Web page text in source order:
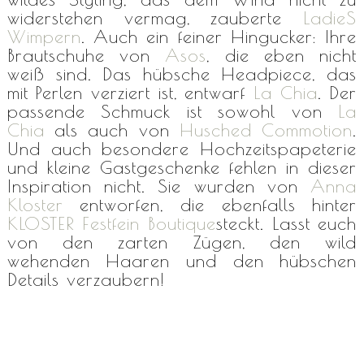
widerstehen vermag, zauberte LadieS
Wimpern. Auch ein feiner Hingucker: Ihre
Brautschuhe von Asos, die eben nicht
weiß sind. Das hübsche Headpiece, das
mit Perlen verziert ist, entwarf La Chia. Der
passende Schmuck ist sowohl von La
Chia als auch von Husched Commotion.
Und auch besondere Hochzeitspapeterie
und kleine Gastgeschenke fehlen in dieser
Inspiration nicht. Sie wurden von Anna
Kloster entworfen, die ebenfalls hinter
KLOSTER Festfein Boutiquesteckt. Lasst euch
von den zarten Zügen, den wild
wehenden Haaren und den hübschen
Details verzaubern!